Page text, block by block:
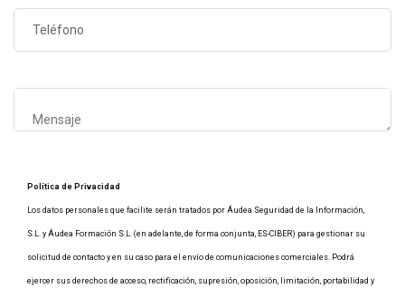
Política de Privacidad
Los datos personales que facilite serán tratados por Áudea Seguridad de la Información,
S.L. y Áudea Formación S.L. (en adelante, de forma conjunta, ES-CIBER) para gestionar su
solicitud de contacto y en su caso para el envío de comunicaciones comerciales. Podrá
ejercer sus derechos de acceso, rectificación, supresión, oposición, limitación, portabilidad y